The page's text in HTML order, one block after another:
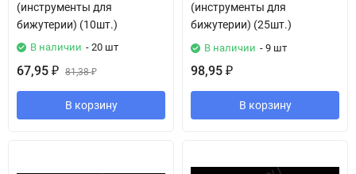
(инструменты для
бижутерии) (10шт.)
В наличии - 20 шт
67,95 ₽ 81,38₽
В корзину
(инструменты для
бижутерии) (25шт.)
В наличии - 9 шт
98,95 ₽
В корзину